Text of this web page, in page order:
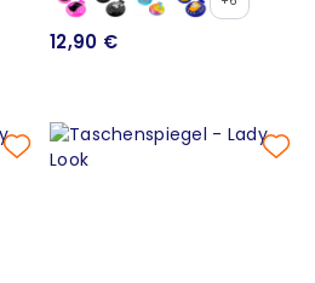
12,90 €